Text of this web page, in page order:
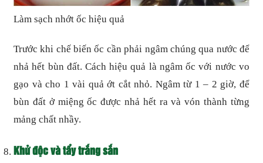
Làm sạch nhớt ốc hiệu quả
Trước khi chế biến ốc cần phải ngâm chúng qua nước để
nhả hết bùn đất. Cách hiệu quả là ngâm ốc với nước vo
gạo và cho 1 vài quả ớt cắt nhỏ. Ngâm từ 1 – 2 giờ, để
bùn đất ở miệng ốc được nhả hết ra và vón thành từng
mảng chất nhầy.
Khử độc và tẩy trắng sắn